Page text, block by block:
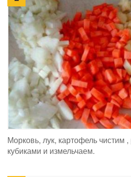
Морковь, лук, картофель
кубиками и измельчаем.